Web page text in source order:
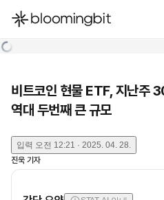
한국어
비트코인 현물 ETF, 지난
역대 두번째 큰 규모
입력 오전 12:21 · 2025. 04. 28.
진욱 기자